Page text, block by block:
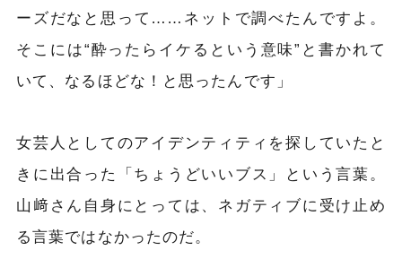
ーズだなと思って……ネットで調べたんですよ。
そこには“酔ったらイケるという意味”と書かれて
いて、なるほどな！と思ったんです」
女芸人としてのアイデンティティを探していたと
きに出合った「ちょうどいいブス」という言葉。
山﨑さん自身にとっては、ネガティブに受け止め
る言葉ではなかったのだ。